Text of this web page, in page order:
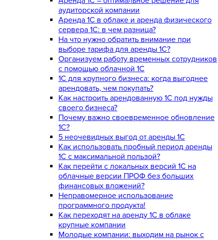
аудиторской компании
Аренда 1С в облаке и аренда физического
сервера 1С: в чем разница?
На что нужно обратить внимание при
выборе тарифа для аренды 1С?
Организуем работу временных сотрудников
с помощью облачной 1С
1С для крупного бизнеса: когда выгоднее
арендовать, чем покупать?
Как настроить арендованную 1С под нужды
своего бизнеса?
Почему важно своевременное обновление
1С?
5 неочевидных выгод от аренды 1С
Как использовать пробный период аренды
1С с максимальной пользой?
Как перейти с локальных версий 1С на
облачные версии ПРОФ без больших
финансовых вложений?
Неправомерное использование
программного продукта!
Как переходят на аренду 1С в облаке
крупные компании
Молодые компании: выходим на рынок с